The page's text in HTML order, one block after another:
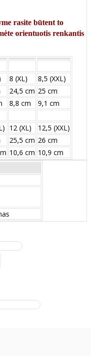
rasite būtent to
orientuotis renkantis
8 (XL)
8,5 (XXL)
24,5 cm 25 cm
8,8 cm
9,1 cm
12 (XL)
12,5 (XXL)
25,5 сm 26 сm
10,6 сm 10,9 сm